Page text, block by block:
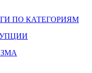
ПО КАТЕГОРИЯМ